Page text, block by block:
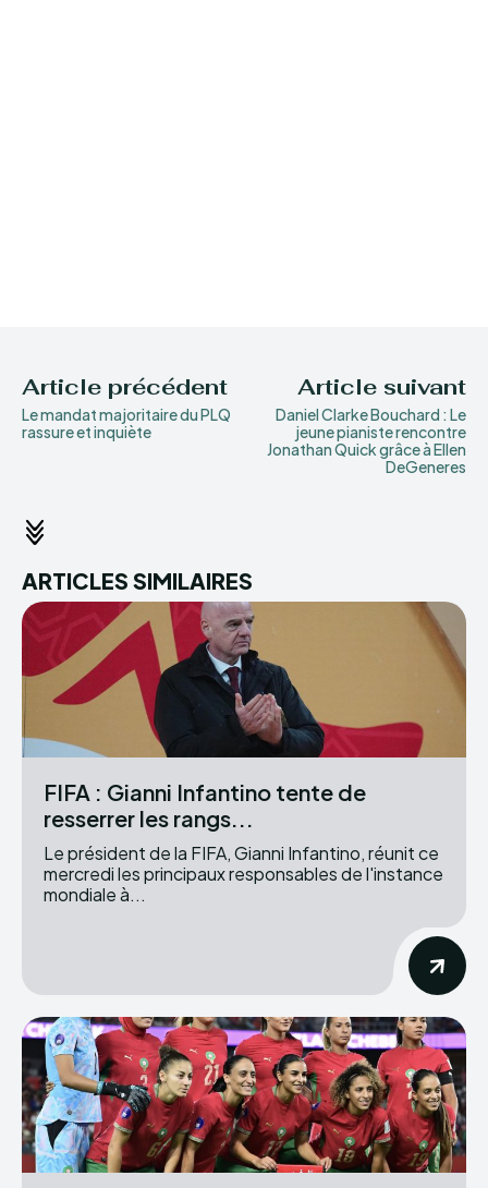
Article précédent
Le mandat majoritaire du PLQ
rassure et inquiète
Article suivant
Daniel Clarke Bouchard : Le
jeune pianiste rencontre
Jonathan Quick grâce à Ellen
DeGeneres
ARTICLES SIMILAIRES
FIFA : Gianni Infantino tente de
resserrer les rangs...
Le président de la FIFA, Gianni Infantino, réunit ce
mercredi les principaux responsables de l'instance
mondiale à...